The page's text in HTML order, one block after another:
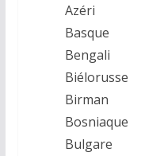
Azéri
Basque
Bengali
Biélorusse
Birman
Bosniaque
Bulgare